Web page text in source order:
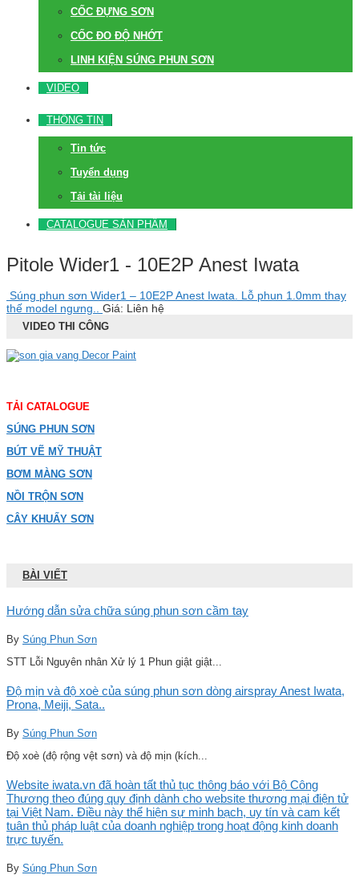
CỐC ĐỰNG SƠN
CỐC ĐO ĐỘ NHỚT
LINH KIỆN SÚNG PHUN SƠN
VIDEO
THÔNG TIN
Tin tức
Tuyển dụng
Tải tài liệu
CATALOGUE SẢN PHẨM
Pitole Wider1 - 10E2P Anest Iwata
Súng phun sơn Wider1 – 10E2P Anest Iwata. Lỗ phun 1.0mm thay
thế model ngưng.. Giá: Liên hệ
VIDEO THI CÔNG
TẢI CATALOGUE
SÚNG PHUN SƠN
BÚT VẼ MỸ THUẬT
BƠM MÀNG SƠN
NỒI TRỘN SƠN
CÂY KHUẤY SƠN
BÀI VIẾT
Hướng dẫn sửa chữa súng phun sơn cầm tay
By Súng Phun Sơn
STT Lỗi Nguyên nhân Xử lý 1 Phun giật giật...
Độ mịn và độ xoè của súng phun sơn dòng airspray Anest Iwata,
Prona, Meiji, Sata..
By Súng Phun Sơn
Độ xoè (độ rộng vệt sơn) và độ mịn (kích...
Website iwata.vn đã hoàn tất thủ tục thông báo với Bộ Công
Thương theo đúng quy định dành cho website thương mại điện tử
tại Việt Nam. Điều này thể hiện sự minh bạch, uy tín và cam kết
tuân thủ pháp luật của doanh nghiệp trong hoạt động kinh doanh
trực tuyến.
By Súng Phun Sơn